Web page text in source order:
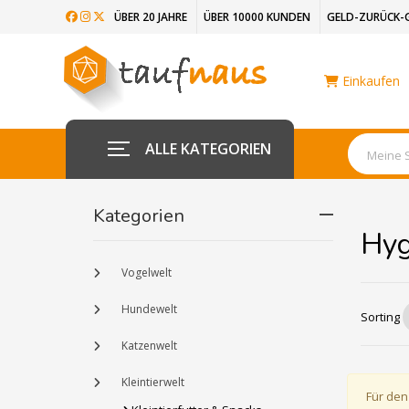
ÜBER 20 JAHRE ÜBER 10000 KUNDEN GELD-ZURÜCK-
Einkaufen
ALLE KATEGORIEN
Kategorien
Vogelwelt
Hundewelt
Katzenwelt
Kleintierwelt
Sorting
Für